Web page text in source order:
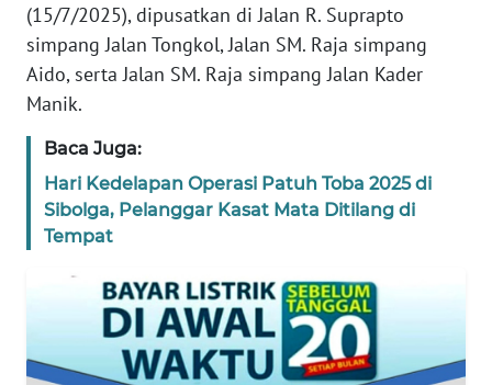
(15/7/2025), dipusatkan di Jalan R. Suprapto
simpang Jalan Tongkol, Jalan SM. Raja simpang
Aido, serta Jalan SM. Raja simpang Jalan Kader
Manik.
Baca Juga:
Hari Kedelapan Operasi Patuh Toba 2025 di
Sibolga, Pelanggar Kasat Mata Ditilang di
Tempat
DISCLAIMER
Wahana
News
WN
SUMUT
JABAR